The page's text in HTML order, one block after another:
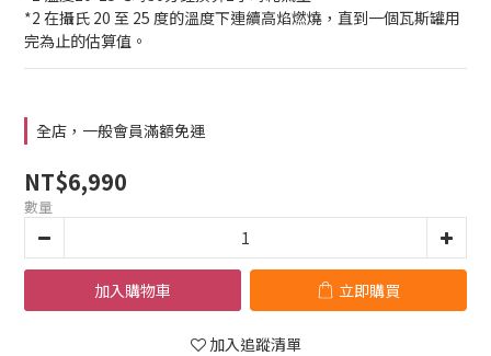
*2 在攝氏 20 至 25 度的溫度下連續高焰燃燒，直到一個瓦斯罐用
完為止的估算值。
全店，一般會員滿額免運
NT$6,990
數量
加入購物車 立即購買
加入追蹤清單